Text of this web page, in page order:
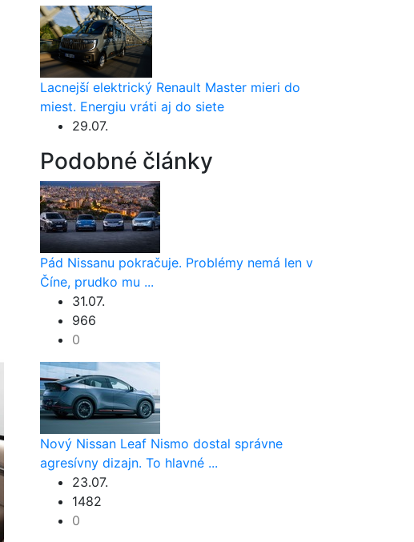
Lacnejší elektrický Renault Master mieri do
miest. Energiu vráti aj do siete
29.07.
Podobné články
Pád Nissanu pokračuje. Problémy nemá len v
Číne, prudko mu ...
31.07.
966
0
Nový Nissan Leaf Nismo dostal správne
agresívny dizajn. To hlavné ...
23.07.
1482
0